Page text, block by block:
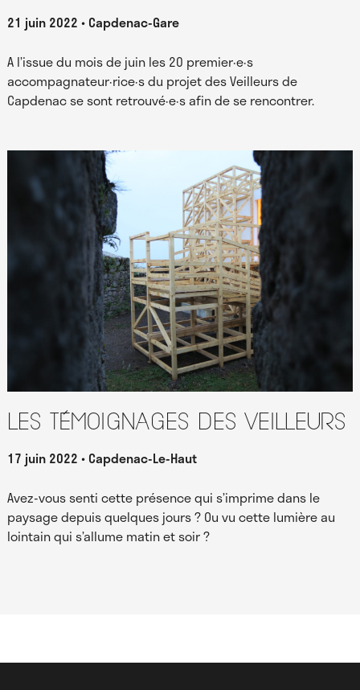
21 juin 2022 Capdenac-Gare
A l’issue du mois de juin les 20 premier·e·s
accompagnateur·rice·s du projet des Veilleurs de
Capdenac se sont retrouvé·e·s afin de se rencontrer.
Les témoignages des Veilleurs
17 juin 2022 Capdenac-Le-Haut
Avez-vous senti cette présence qui s’imprime dans le
paysage depuis quelques jours ? Ou vu cette lumière au
lointain qui s’allume matin et soir ?